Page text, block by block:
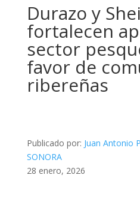
Durazo y
fortalecen
sector
favor de
ribereñas
Publicado por: Juan Antonio
SONORA
28 enero, 2026